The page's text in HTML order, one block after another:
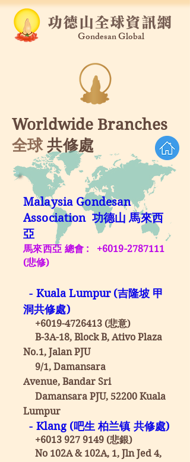
功德山全球資訊網
Gondesan Global
Worldwide Branches
全球 共修處
Malaysia Gondesan
Association 功德山 馬來西
亞
馬來西亞 總會 : +6019-2787111
(悲修)
- Kuala Lumpur (吉隆坡 甲
洞共修處)
+6019-4726413 (悲意)
B-3A-18, Block B, Ativo Plaza
No.1, Jalan PJU
9/1, Damansara
Avenue, Bandar Sri
Damansara PJU, 52200 Kuala
Lumpur
- Klang (吧生 柏兰镇 共修處)
+6013 927 9149 (悲銀)
No 102A & 102A, 1, Jln Jed 4,